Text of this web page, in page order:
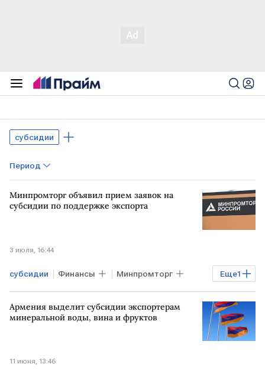
субсидии
Период
Минпромторг объявил прием заявок на
субсидии по поддержке экспорта
3 июля, 16:44
Еще1
субсидии Финансы Минпромторг
экспорт
Армения выделит субсидии экспортерам
минеральной воды, вина и фруктов
11 июня, 13:46